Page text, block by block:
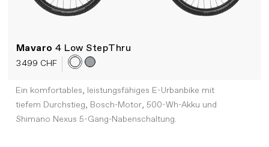
Mavaro4 Low StepThru
3 499 CHF
Ein komfortables, leistungsfähiges E-Urbanbike mit
tiefem Durchstieg, Bosch-Motor, 500-Wh-Akku und
Shimano Nexus 5-Gang-Nabenschaltung.